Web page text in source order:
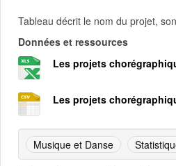
Tableau décrit le nom du projet,
Données et ressources
Les projets
Les projets
Musique et Danse